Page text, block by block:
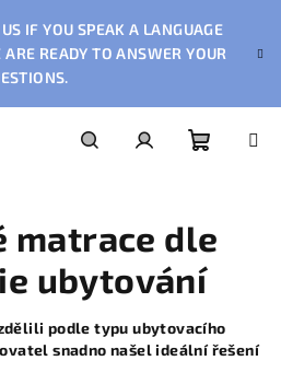
IF YOU SPEAK A LANGUAGE
READY TO ANSWER YOUR
košík
matrace dle
ubytování
podle typu ubytovacího
snadno našel ideální řešení